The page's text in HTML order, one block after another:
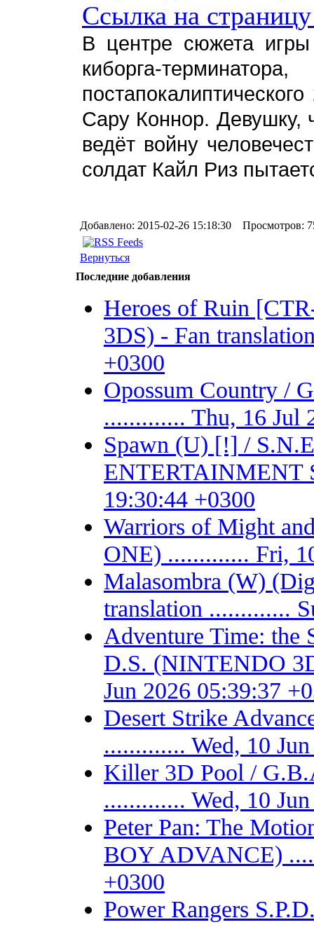
Ссылка на
В центре сюжета игры
киборга-
Сару Коннор.
ведёт войну
солдат Кайл Риз
Добавлено: 2015-02-26 15:18:30 Просмотров:
Вернуться
Последние добавления
Heroes of Ruin
3DS) - Fan
+0300
Opossum Country /
............. Thu, 16 Jul
Spawn (U) [!] /
ENTERTAINMENT
19:30:44 +0300
Warriors of Might
ONE) ............. Fri,
Malasombra (W)
translation .............
Adventure Time: the
D.S. (NINTENDO
Jun 2026 05:39:37
Desert Strike
............. Wed, 10
Killer 3D Pool /
............. Wed, 10
Peter Pan: The
BOY ADVANCE)
+0300
Power Rangers